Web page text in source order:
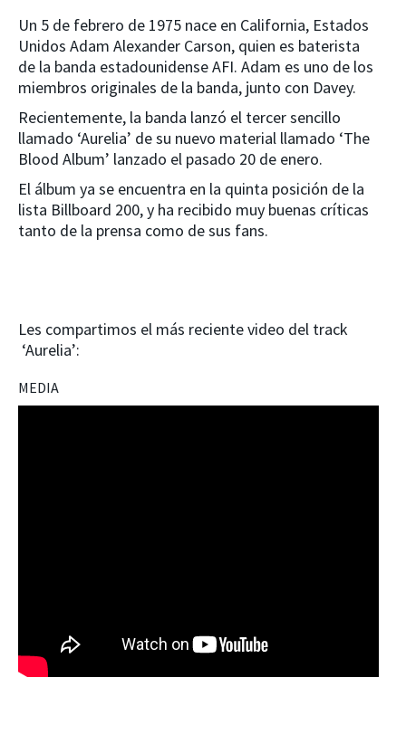
Un 5 de febrero de 1975 nace en California, Estados
Unidos Adam Alexander Carson, quien es baterista
de la banda estadounidense AFI. Adam es uno de los
miembros originales de la banda, junto con Davey.
Recientemente, la banda lanzó el tercer sencillo
llamado ‘Aurelia’ de su nuevo material llamado ‘The
Blood Album’ lanzado el pasado 20 de enero.
El álbum ya se encuentra en la quinta posición de la
lista Billboard 200, y ha recibido muy buenas críticas
tanto de la prensa como de sus fans.
Les compartimos el más reciente video del track
‘Aurelia’:
MEDIA